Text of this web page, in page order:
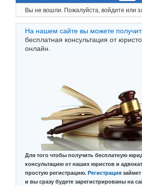
Вы не вошли. Пожалуйста, войдите или
На нашем сайте вы можете
бесплатная консультация от
онлайн.
Для того чтобы получить бесплатную
консультацию от наших юристов и
простую регистрацию. Регистрация
и вы сразу будете зарегистрированы на